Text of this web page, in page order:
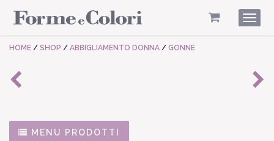
HOME / SHOP / ABBIGLIAMENTO DONNA / GONNE
MENU PRODOTTI